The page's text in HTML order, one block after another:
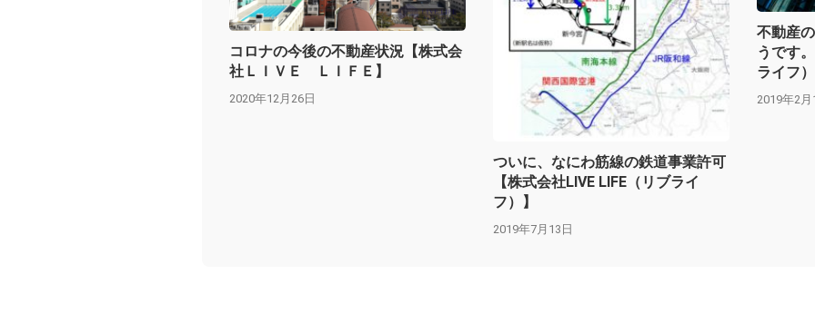
コロナの今後の不動産状況【株式会
社ＬＩＶＥ ＬＩＦＥ】
2020年12月26日
ついに、なにわ筋線の鉄道事業許可
【株式会社LIVE LIFE（リブライ
フ）】
2019年7月13日
不動産
うです
ライフ
2019年2